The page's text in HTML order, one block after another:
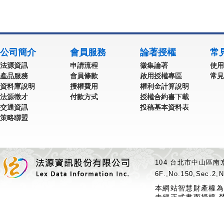
公司簡介
法源資訊
產品服務
資料庫說明
法源徵才
交通資訊
策略聯盟
會員服務
申請流程
會員條款
授權費用
付款方式
論著授權
徵集論著
啟用授權專區
權利金計算說明
授權合約書下載
投稿基本資料表
常
使
常
104 台北市中山區
本網站智慧財產權